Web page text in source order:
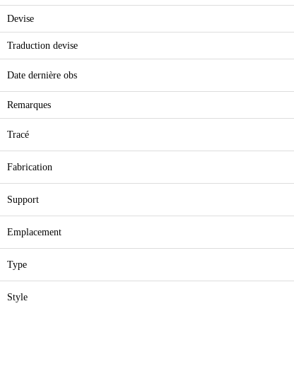
Devise
Traduction devise
Date dernière obs
Remarques
Tracé
Fabrication
Support
Emplacement
Type
Style